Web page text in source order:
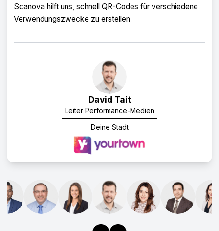
übersichtliche Ansicht.
Daniela Gutierrez
CDW National Business Leader
Hitachi Vantara